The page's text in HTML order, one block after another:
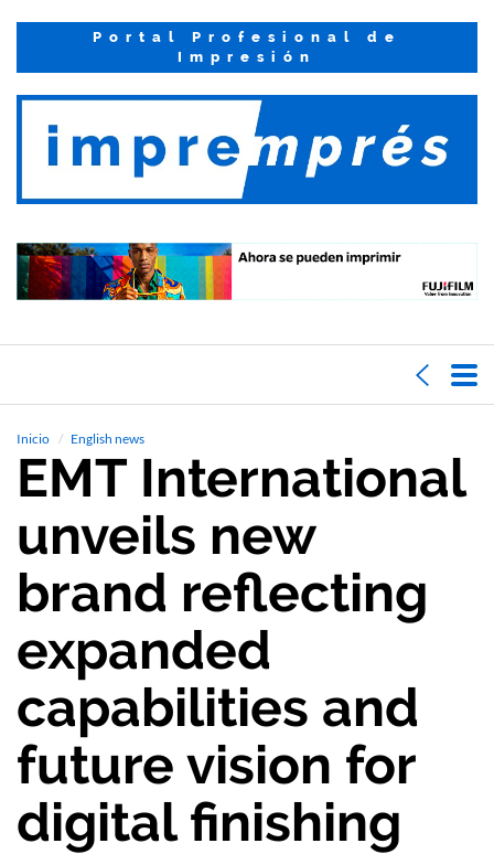
Portal Profesional de
Impresión
Inicio English news
EMT International
unveils new
brand reflecting
expanded
capabilities and
future vision for
digital finishing